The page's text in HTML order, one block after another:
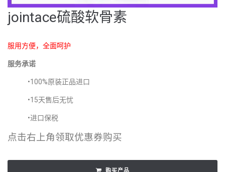
jointace硫酸软骨素
服用方便，全面呵护
服务承诺
•100%原装正品进口
•15天售后无忧
•进口保税
点击右上角领取优惠券购买